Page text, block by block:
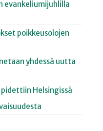
evankeliumijuhlilla
poikkeusolojen
yhdessä uutta
pidettiin Helsingissä